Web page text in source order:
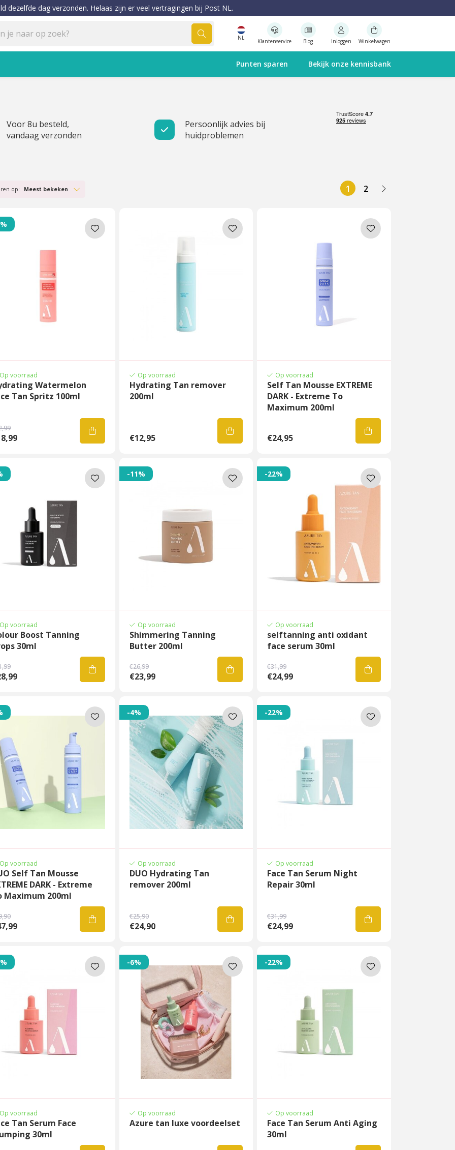
dezelfde dag verzonden. Helaas zijn er veel vertragingen bij Post NL.
NL Klantenservice Blog Inloggen Winkelwagen
Punten sparen Bekijk onze kennisbank
Voor 8u besteld,
vandaag verzonden
Persoonlijk advies bij
huidproblemen
op: Meest bekeken 1 2
Op voorraad
Watermelon
Tan Spritz 100ml
Op voorraad
Hydrating Tan remover
200ml
€12,95
Op voorraad
Self Tan Mousse EXTREME
DARK - Extreme To
Maximum 200ml
€24,95
Op voorraad
Boost Tanning
30ml
-11%
Op voorraad
Shimmering Tanning
Butter 200ml
€26,99
€23,99
-22%
Op voorraad
selftanning anti oxidant
face serum 30ml
€31,99
€24,99
Op voorraad
Self Tan Mousse
DARK - Extreme
Maximum 200ml
-4%
Op voorraad
DUO Hydrating Tan
remover 200ml
€25,90
€24,90
-22%
Op voorraad
Face Tan Serum Night
Repair 30ml
€31,99
€24,99
Op voorraad
Tan Serum Face
30ml
-6%
Op voorraad
Azure tan luxe voordeelset
-22%
Op voorraad
Face Tan Serum Anti Aging
30ml